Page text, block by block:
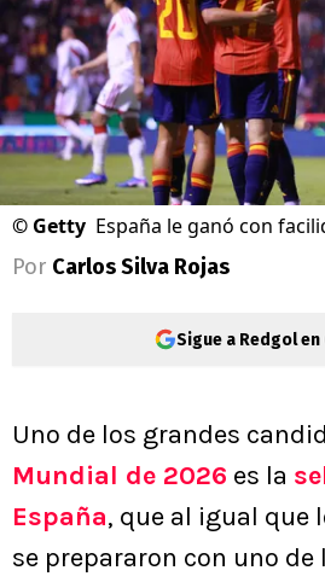
© Getty España le ganó con
Por Carlos Silva Rojas
Sigue a Redgol
Uno de los grandes
Mundial de 2026 es la
España, que al igual que
se prepararon con uno de